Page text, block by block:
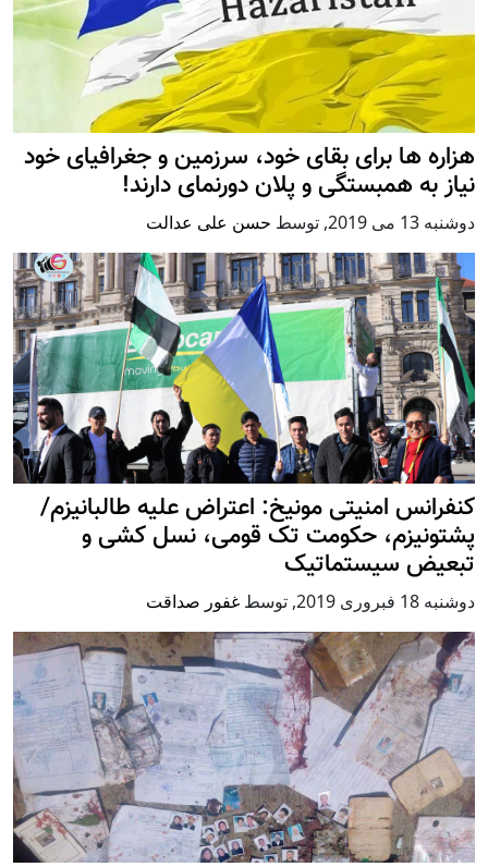
هزاره ها برای بقای خود، سرزمین و جغرافیای خود
نیاز به همبستگی و پلان دورنمای دارند!
دوشنبه 13 می 2019 , توسط حسن علی عدالت
کنفرانس امنیتی مونیخ: اعتراض علیه طالبانیزم/
پشتونیزم، حکومت تک قومی، نسل کشی و
تبعیض سیستماتیک
دوشنبه 18 فبروری 2019 , توسط غفور صداقت